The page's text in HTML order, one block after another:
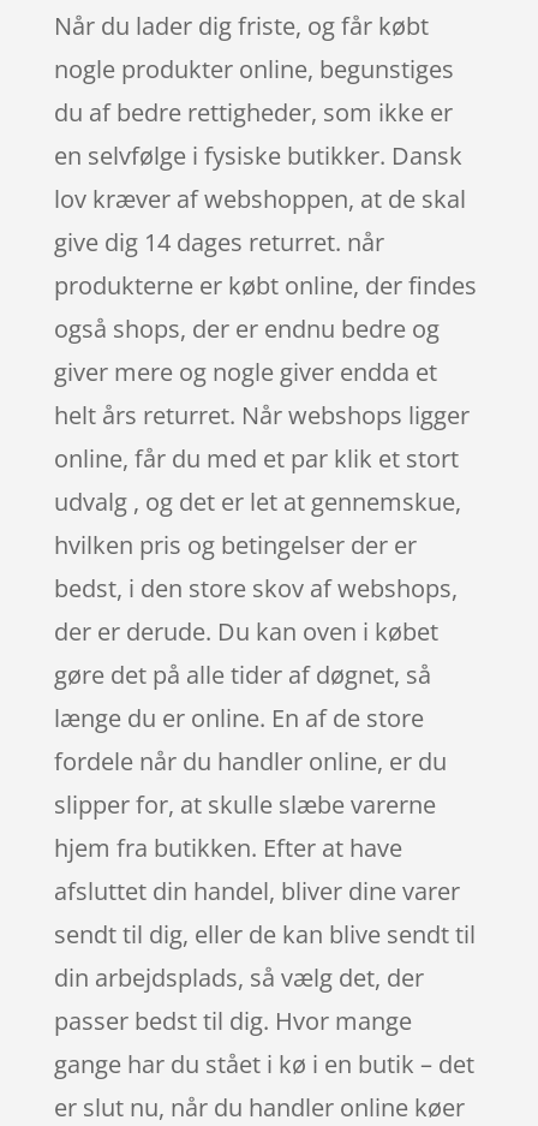
Når du lader dig friste, og får købt
nogle produkter online, begunstiges
du af bedre rettigheder, som ikke er
en selvfølge i fysiske butikker. Dansk
lov kræver af webshoppen, at de skal
give dig 14 dages returret. når
produkterne er købt online, der findes
også shops, der er endnu bedre og
giver mere og nogle giver endda et
helt års returret. Når webshops ligger
online, får du med et par klik et stort
udvalg , og det er let at gennemskue,
hvilken pris og betingelser der er
bedst, i den store skov af webshops,
der er derude. Du kan oven i købet
gøre det på alle tider af døgnet, så
længe du er online. En af de store
fordele når du handler online, er du
slipper for, at skulle slæbe varerne
hjem fra butikken. Efter at have
afsluttet din handel, bliver dine varer
sendt til dig, eller de kan blive sendt til
din arbejdsplads, så vælg det, der
passer bedst til dig. Hvor mange
gange har du stået i kø i en butik – det
er slut nu, når du handler online køer